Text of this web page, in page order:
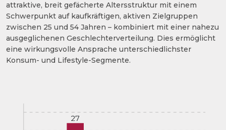
attraktive, breit gefächerte Altersstruktur mit einem
Schwerpunkt auf kaufkräftigen, aktiven Zielgruppen
zwischen 25 und 54 Jahren – kombiniert mit einer nahezu
ausgeglichenen Geschlechterverteilung. Dies ermöglicht
eine wirkungsvolle Ansprache unterschiedlichster
Konsum- und Lifestyle-Segmente.